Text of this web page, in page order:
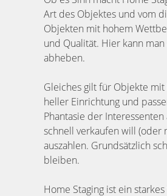
Art des Objektes und vom
Objekten mit hohem
und Qualität. Hier kann
abheben.
Gleiches gilt für Objekte
heller Einrichtung und
Phantasie der
schnell verkaufen will (oder
auszahlen. Grundsätzlich
bleiben.
Home Staging ist ein